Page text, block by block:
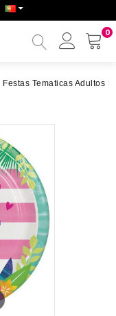
0
Minha
Festas Tematicas Adultos >